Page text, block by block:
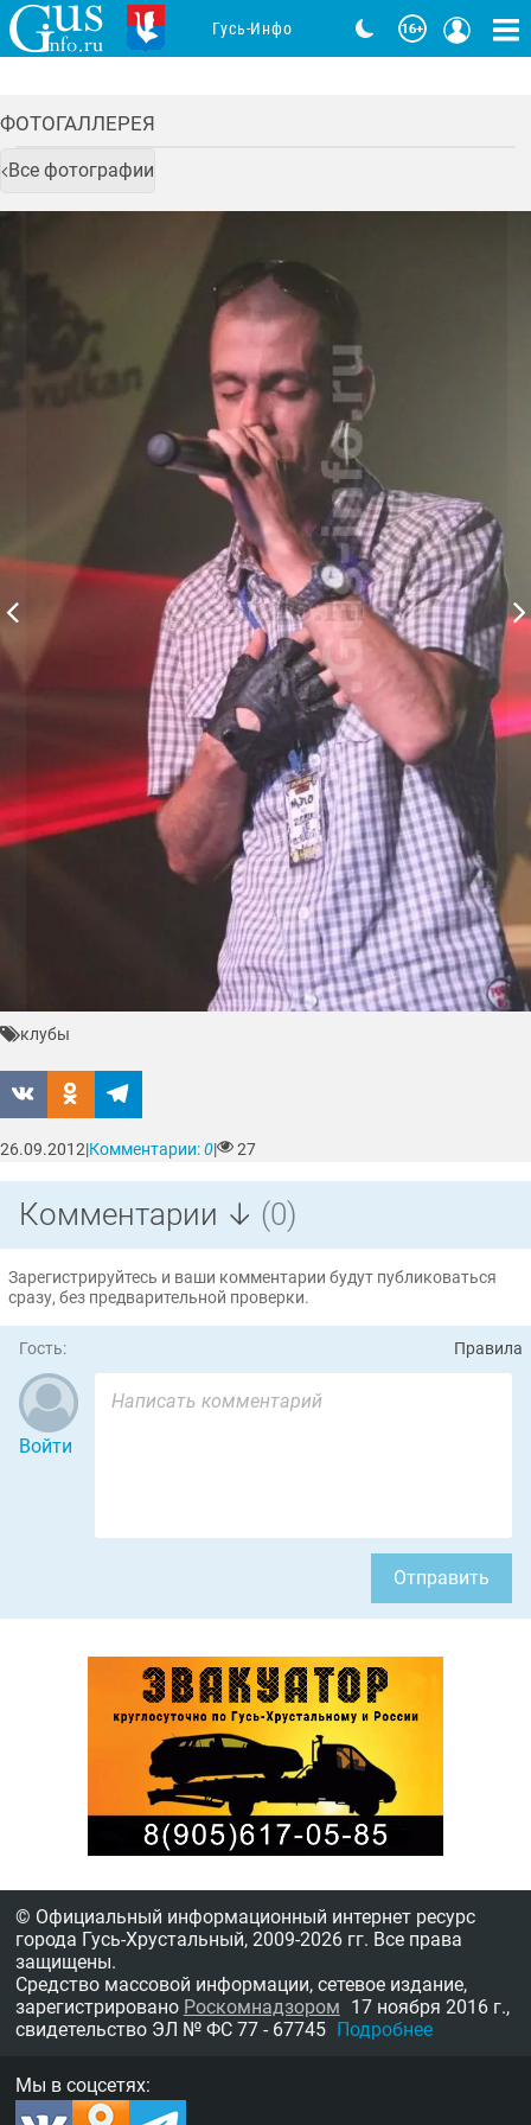
ФОТОГАЛЛЕРЕЯ
Все фотографии
клубы
26.09.2012|Комментарии:0| 27
Комментарии ↓ (0)
Зарегистрируйтесь и ваши комментарии будут публиковаться
сразу, без предварительной проверки.
Гость: Правила
Войти
Отправить
Гусь-Инфо
© Официальный информационный интернет ресурс
города Гусь-Хрустальный, 2009-2026 гг. Все права
защищены.
Средство массовой информации, сетевое издание,
зарегистрировано Роскомнадзором 17 ноября 2016 г.,
свидетельство ЭЛ № ФС 77 - 67745 Подробнее
Мы в соцсетях: